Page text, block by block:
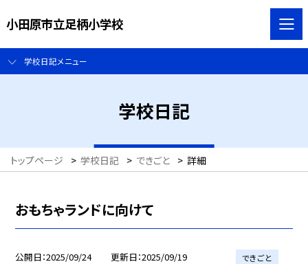
小田原市立足柄小学校
学校日記メニュー
学校日記
トップページ > 学校日記 > できごと > 詳細
おもちゃランドに向けて
公開日 2025/09/24 更新日 2025/09/19 できごと